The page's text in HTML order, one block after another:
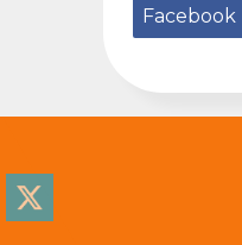
Facebook